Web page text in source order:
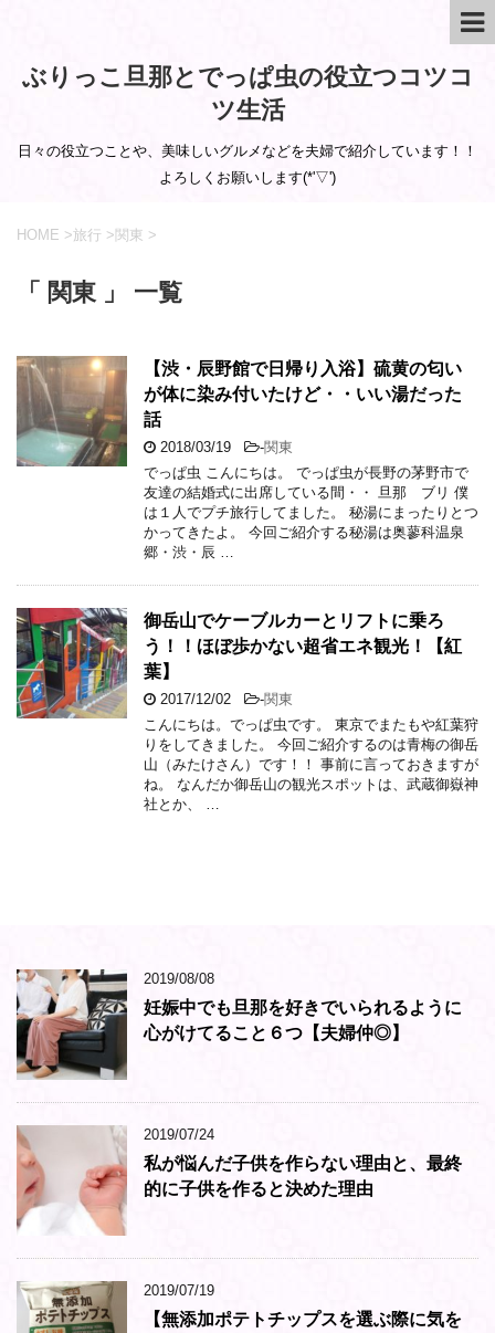
ぶりっこ旦那とでっぱ虫の役立つコツコ
ツ生活
日々の役立つことや、美味しいグルメなどを夫婦で紹介しています！！
よろしくお願いします(*'▽')
HOME >旅行 > 関東 >
「 関東 」 一覧
【渋・辰野館で日帰り入浴】硫黄の匂い
が体に染み付いたけど・・いい湯だった
話
2018/03/19 -関東
でっぱ虫 こんにちは。 でっぱ虫が長野の茅野市で
友達の結婚式に出席している間・・ 旦那 ブリ 僕
は１人でプチ旅行してました。 秘湯にまったりとつ
かってきたよ。 今回ご紹介する秘湯は奥蓼科温泉
郷・渋・辰 …
御岳山でケーブルカーとリフトに乗ろ
う！！ほぼ歩かない超省エネ観光！【紅
葉】
2017/12/02 -関東
こんにちは。でっぱ虫です。 東京でまたもや紅葉狩
りをしてきました。 今回ご紹介するのは青梅の御岳
山（みたけさん）です！！ 事前に言っておきますが
ね。 なんだか御岳山の観光スポットは、武蔵御嶽神
社とか、 …
2019/08/08
妊娠中でも旦那を好きでいられるように
心がけてること６つ【夫婦仲◎】
2019/07/24
私が悩んだ子供を作らない理由と、最終
的に子供を作ると決めた理由
2019/07/19
【無添加ポテトチップスを選ぶ際に気を